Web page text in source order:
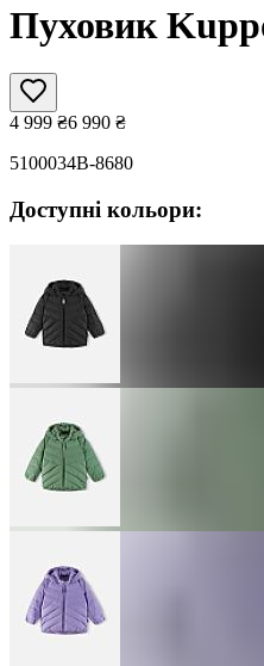
Пуховик
4 999 ₴6 990 ₴
5100034B-8680
Доступні кольори: